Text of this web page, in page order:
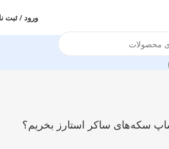
ورود / ثبت
شاپ سکه‌های ساکر استارز بخریم؟